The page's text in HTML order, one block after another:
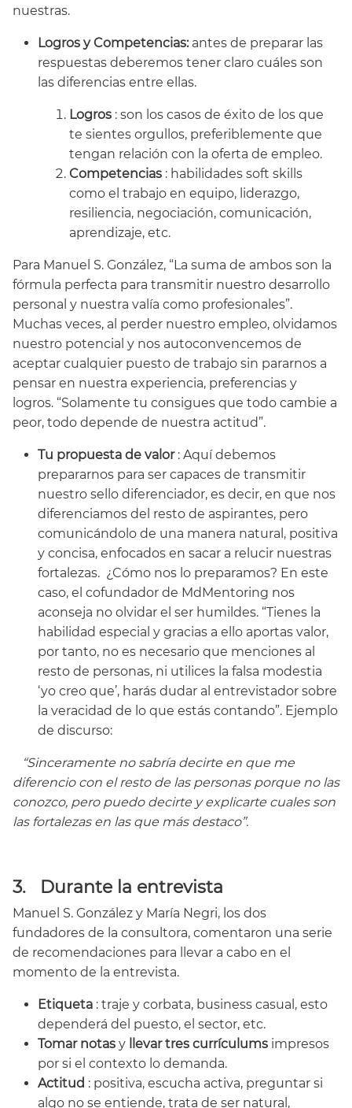
nuestras.
Logros y Competencias: antes de preparar las
respuestas deberemos tener claro cuáles son
las diferencias entre ellas.
Logros : son los casos de éxito de los que
te sientes orgullos, preferiblemente que
tengan relación con la oferta de empleo.
Competencias : habilidades soft skills
como el trabajo en equipo, liderazgo,
resiliencia, negociación, comunicación,
aprendizaje, etc.
Para Manuel S. González, “La suma de ambos son la
fórmula perfecta para transmitir nuestro desarrollo
personal y nuestra valía como profesionales”.
Muchas veces, al perder nuestro empleo, olvidamos
nuestro potencial y nos autoconvencemos de
aceptar cualquier puesto de trabajo sin pararnos a
pensar en nuestra experiencia, preferencias y
logros. “Solamente tu consigues que todo cambie a
peor, todo depende de nuestra actitud”.
Tu propuesta de valor : Aquí debemos
prepararnos para ser capaces de transmitir
nuestro sello diferenciador, es decir, en que nos
diferenciamos del resto de aspirantes, pero
comunicándolo de una manera natural, positiva
y concisa, enfocados en sacar a relucir nuestras
fortalezas. ¿Cómo nos lo preparamos? En este
caso, el cofundador de MdMentoring nos
aconseja no olvidar el ser humildes. “Tienes la
habilidad especial y gracias a ello aportas valor,
por tanto, no es necesario que menciones al
resto de personas, ni utilices la falsa modestia
‘yo creo que’, harás dudar al entrevistador sobre
la veracidad de lo que estás contando”. Ejemplo
de discurso:
“Sinceramente no sabría decirte en que me
diferencio con el resto de las personas porque no las
conozco, pero puedo decirte y explicarte cuales son
las fortalezas en las que más destaco”.
3. Durante la entrevista
Manuel S. González y María Negri, los dos
fundadores de la consultora, comentaron una serie
de recomendaciones para llevar a cabo en el
momento de la entrevista.
Etiqueta : traje y corbata, business casual, esto
dependerá del puesto, el sector, etc.
Tomar notas y llevar tres currículums impresos
por si el contexto lo demanda.
Actitud : positiva, escucha activa, preguntar si
algo no se entiende, trata de ser natural,